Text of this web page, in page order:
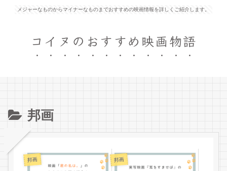
メジャーなものからマイナーなものまでおすすめの映画情報を詳しくご紹介します。
コイヌのおすすめ映画物語
邦画
邦画 邦画